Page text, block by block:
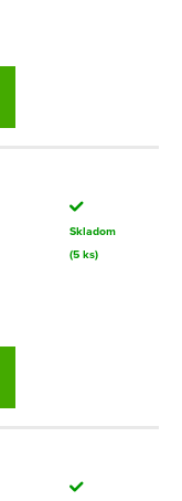
Skladom
(5 ks)